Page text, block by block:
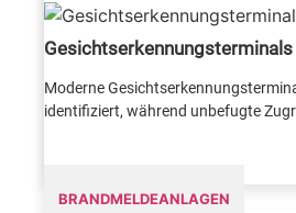
Moderne
identifiziert, während unbefugte
BRANDMELDEANLAGEN